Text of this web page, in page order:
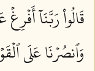
قَالُواْ رَبَّنَآ
وَٱنصُرۡنَا عَلَى